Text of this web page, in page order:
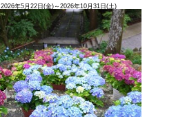
2026年5月22日(金)～2026年10月31日(土)